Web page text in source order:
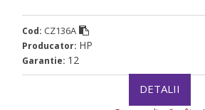
Cod: CZ136A
Producator: HP
Garantie: 12
DETALII